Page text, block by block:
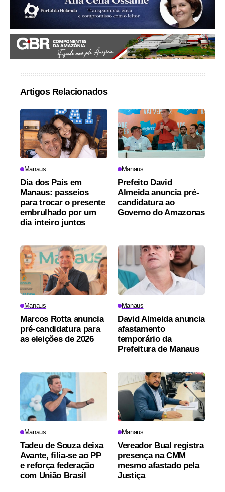
Artigos Relacionados
Manaus
Dia dos Pais em
Manaus: passeios
para trocar o presente
embrulhado por um
dia inteiro juntos
Manaus
Prefeito David
Almeida anuncia pré-
candidatura ao
Governo do Amazonas
Manaus
Marcos Rotta anuncia
pré-candidatura para
as eleições de 2026
Manaus
David Almeida anuncia
afastamento
temporário da
Prefeitura de Manaus
Manaus
Tadeu de Souza deixa
Avante, filia-se ao PP
e reforça federação
com União Brasil
Manaus
Vereador Bual registra
presença na CMM
mesmo afastado pela
Justiça